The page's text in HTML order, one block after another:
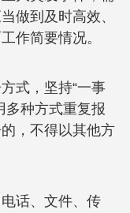
做到及时高效、
作简要情况。
式，坚持“一事
多种方式重复报
，不得以其他方
话、文件、传